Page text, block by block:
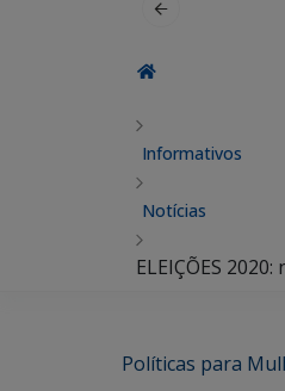
Informativos
Notícias
ELEIÇÕES
Políticas para